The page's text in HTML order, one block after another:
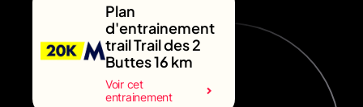
Plan
d'entrainement
trail Trail des 2
Buttes 16 km
Voir cet
entrainement